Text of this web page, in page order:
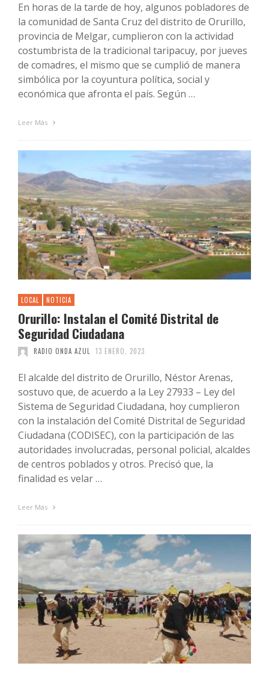
En horas de la tarde de hoy, algunos pobladores de
la comunidad de Santa Cruz del distrito de Orurillo,
provincia de Melgar, cumplieron con la actividad
costumbrista de la tradicional taripacuy, por jueves
de comadres, el mismo que se cumplió de manera
simbólica por la coyuntura política, social y
económica que afronta el país. Según …
Leer Más
LOCAL NOTICIA
Orurillo: Instalan el Comité Distrital de
Seguridad Ciudadana
RADIO ONDA AZUL 13 ENERO, 2023
El alcalde del distrito de Orurillo, Néstor Arenas,
sostuvo que, de acuerdo a la Ley 27933 – Ley del
Sistema de Seguridad Ciudadana, hoy cumplieron
con la instalación del Comité Distrital de Seguridad
Ciudadana (CODISEC), con la participación de las
autoridades involucradas, personal policial, alcaldes
de centros poblados y otros. Precisó que, la
finalidad es velar …
Leer Más